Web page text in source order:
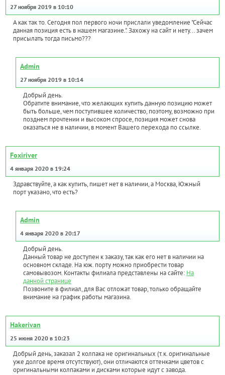
27 ноября 2019 в 10:10
А как так то. Сегодня пол первого ночи прислали уведомление "Сейчас
данная позиция есть в нашем магазине.". Захожу на сайт и нету... зачем
присылать тогда письмо???
Admin
27 ноября 2019 в 10:14
Добрый день.
Обратите внимание, что желающих купить данную позицию может
быть больше, чем поступившее количество, поэтому, возможно при
позднем прочтении и высоком спросе, позиция может снова
оказаться не в наличии, в момент Вашего перехода по ссылке.
Foxiriver
4 января 2020 в 19:24
Здравствуйте, а как купить, пишет нет в наличии, а Москва, Южный
порт указано, что есть?
Admin
4 января 2020 в 20:17
Добрый день.
Данный товар не доступен к заказу, так как его нет в наличии на
основном складе. На юж. порту можно приобрести товар
самовывозом. Контакты филиала представлены на сайте: На
данной странице
Позвоните в филиал, для Вас отложат товар, только обращайте
внимание на график работы магазина.
Hakerivan
25 июня 2020 в 10:23
Добрый день, заказал 2 колпака не оригинальных (т.к. оригинальные
уже долгое время отсутствуют), они отличаются оттенками цветов с
оригинальными колпаками и дисками которые идут с завода.